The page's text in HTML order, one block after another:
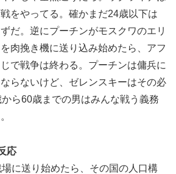
をやってる。確かまだ24歳以下は
だ。逆にプーチンがモスクワのエリ
肉挽き機に送り込み始めたら、アフ
で戦争は終わる。プーチンは傭兵に
らないけど、ゼレンスキーはその必
ら60歳までの男はみんな戦う義務
応
に送り始めたら、その国の人口構